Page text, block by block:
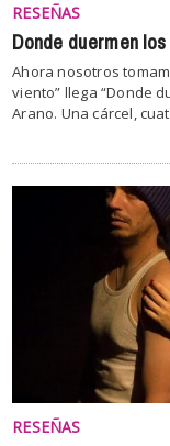
RESEÑAS
Donde duermen
Ahora nosotros
viento” llega “Donde
Arano. Una cárcel,
RESEÑAS